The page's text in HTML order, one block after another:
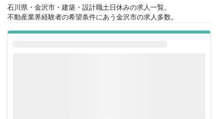
石川県・金沢市・建築・設計職土日休みの求人一覧。
不動産業界経験者の希望条件にあう金沢市の求人多数。